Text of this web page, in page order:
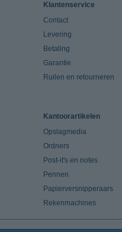
Klantenservice
Contact
Levering
Betaling
Garantie
Ruilen en retourneren
Kantoorartikelen
Opslagmedia
Ordners
Post-it's en notes
Pennen
Papierversnipperaars
Rekenmachines